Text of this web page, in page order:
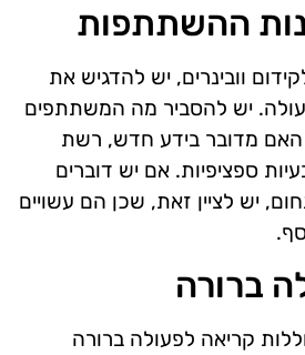
ההשתתפות
וובינרים, יש להדגיש את
יש להסביר מה המשתתפים
האם מדובר בידע חדש, רשת
ספציפיות. אם יש דוברים
יש לציין זאת, שכן הם עשויים
ברורה
קריאה לפעולה ברורה